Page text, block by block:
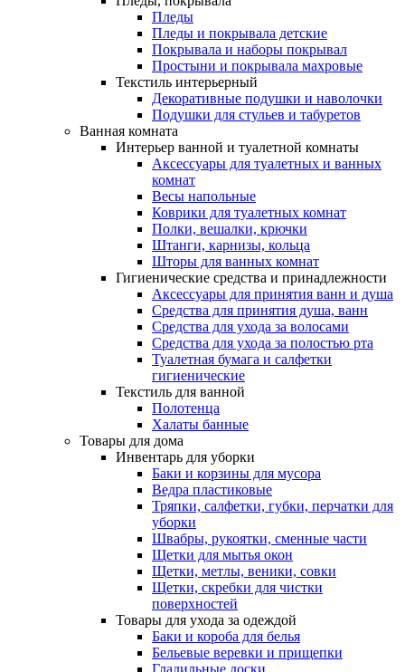
Пледы
Пледы и покрывала детские
Покрывала и наборы покрывал
Простыни и покрывала махровые
Текстиль интерьерный
Декоративные подушки и наволочки
Подушки для стульев и табуретов
Ванная комната
Интерьер ванной и туалетной комнаты
Аксессуары для туалетных и ванных
комнат
Весы напольные
Коврики для туалетных комнат
Полки, вешалки, крючки
Штанги, карнизы, кольца
Шторы для ванных комнат
Гигиенические средства и принадлежности
Аксессуары для принятия ванн и душа
Средства для принятия душа, ванн
Средства для ухода за волосами
Средства для ухода за полостью рта
Туалетная бумага и салфетки
гигиенические
Текстиль для ванной
Полотенца
Халаты банные
Товары для дома
Инвентарь для уборки
Баки и корзины для мусора
Ведра пластиковые
Тряпки, салфетки, губки, перчатки для
уборки
Швабры, рукоятки, сменные части
Щетки для мытья окон
Щетки, метлы, веники, совки
Щетки, скребки для чистки
поверхностей
Товары для ухода за одеждой
Баки и короба для белья
Бельевые веревки и прищепки
Гладильные доски